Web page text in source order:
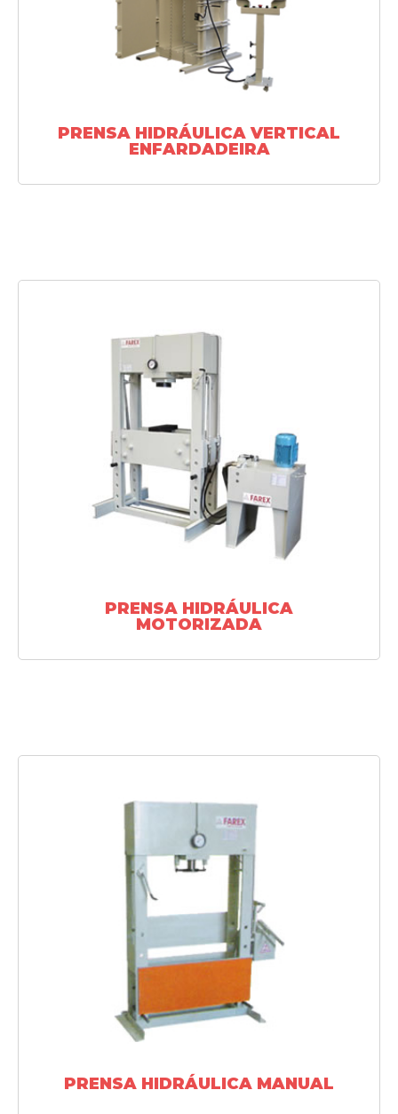
PRENSA HIDRÁULICA VERTICAL
ENFARDADEIRA
SAIBA MAIS
PRENSA HIDRÁULICA
MOTORIZADA
SAIBA MAIS
PRENSA HIDRÁULICA MANUAL